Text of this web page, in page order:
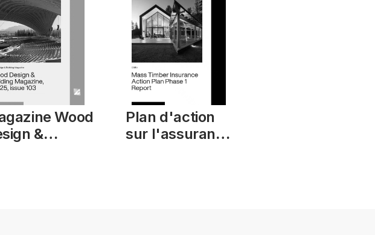
Wood
&
Plan d'action
sur l'assurance